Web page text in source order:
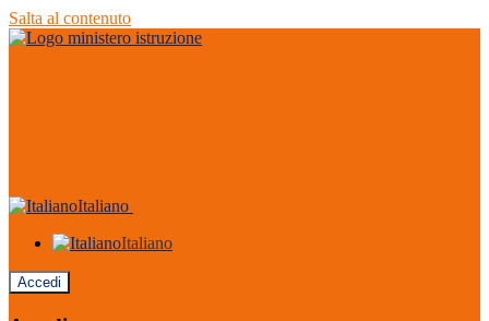
Salta al contenuto
Italiano
Italiano
Accedi